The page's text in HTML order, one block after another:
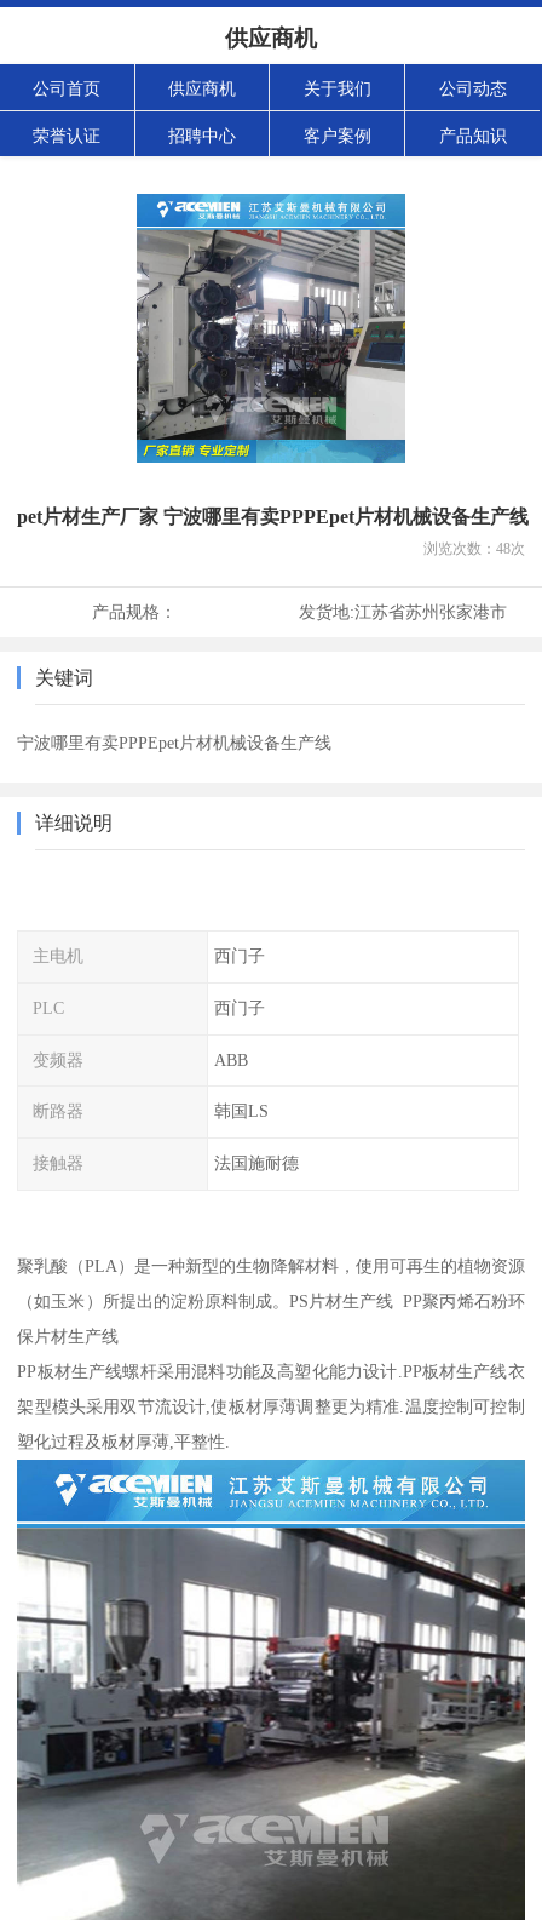
供应商机
公司首页 供应商机 关于我们 公司动态
荣誉认证 招聘中心 客户案例 产品知识
pet片材生产厂家 宁波哪里有卖PPPEpet片材机械设备生产线
浏览次数： 48次
产品规格： 发货地:江苏省苏州张家港市
关键词
宁波哪里有卖PPPEpet片材机械设备生产线
详细说明
主电机 西门子
PLC 西门子
变频器 ABB
断路器 韩国LS
接触器 法国施耐德
聚乳酸（PLA）是一种新型的生物降解材料，使用可再生的植物资源
（如玉米）所提出的淀粉原料制成。PS片材生产线 PP聚丙烯石粉环
保片材生产线
PP板材生产线螺杆采用混料功能及高塑化能力设计.PP板材生产线衣
架型模头采用双节流设计,使板材厚薄调整更为精准.温度控制可控制
塑化过程及板材厚薄,平整性.